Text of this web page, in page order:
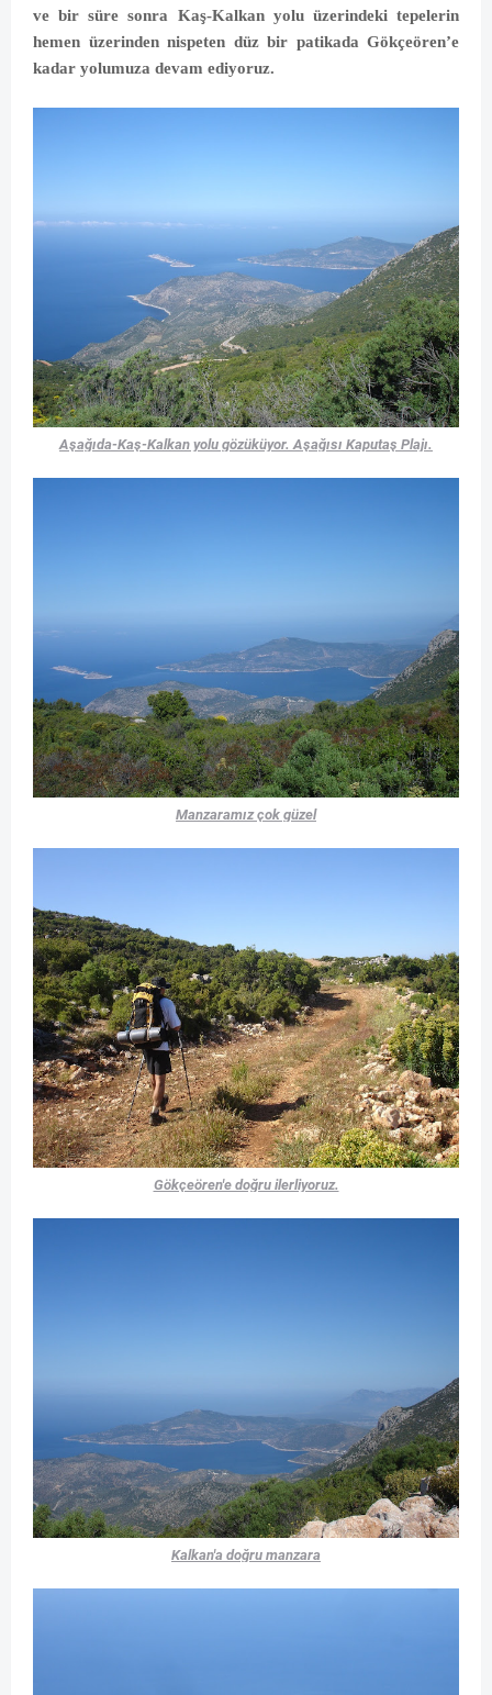
ve bir süre sonra Kaş-Kalkan yolu üzerindeki tepelerin
hemen üzerinden nispeten düz bir patikada Gökçeören’e
kadar yolumuza devam ediyoruz.
Aşağıda-Kaş-Kalkan yolu gözüküyor. Aşağısı Kaputaş Plajı.
Manzaramız çok güzel
Gökçeören'e doğru ilerliyoruz.
Kalkan'a doğru manzara